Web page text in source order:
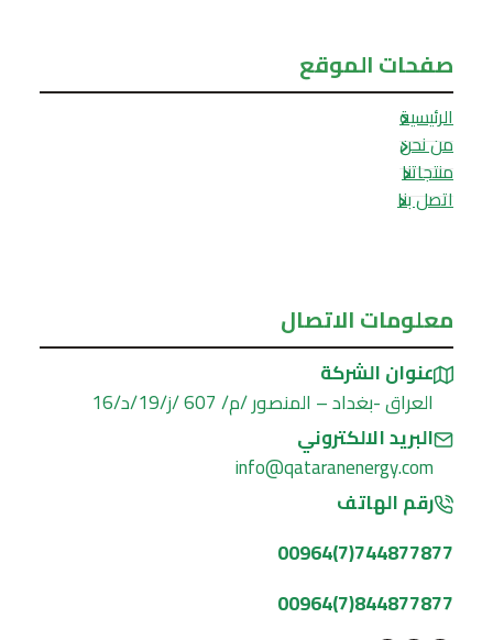
صفحات الموقع
الرئيسية
من نحن
منتجاتنا
اتصل بنا
معلومات الاتصال
عنوان الشركة
العراق -بغداد – المنصور /م/ 607 /ز/19/د/16
البريد الالكتروني
info@qataranenergy.com
رقم الهاتف
744877877(7)00964
844877877(7)00964